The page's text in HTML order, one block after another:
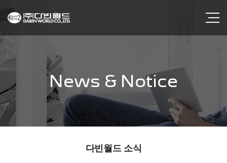
News & Notice
다빈월드 소식